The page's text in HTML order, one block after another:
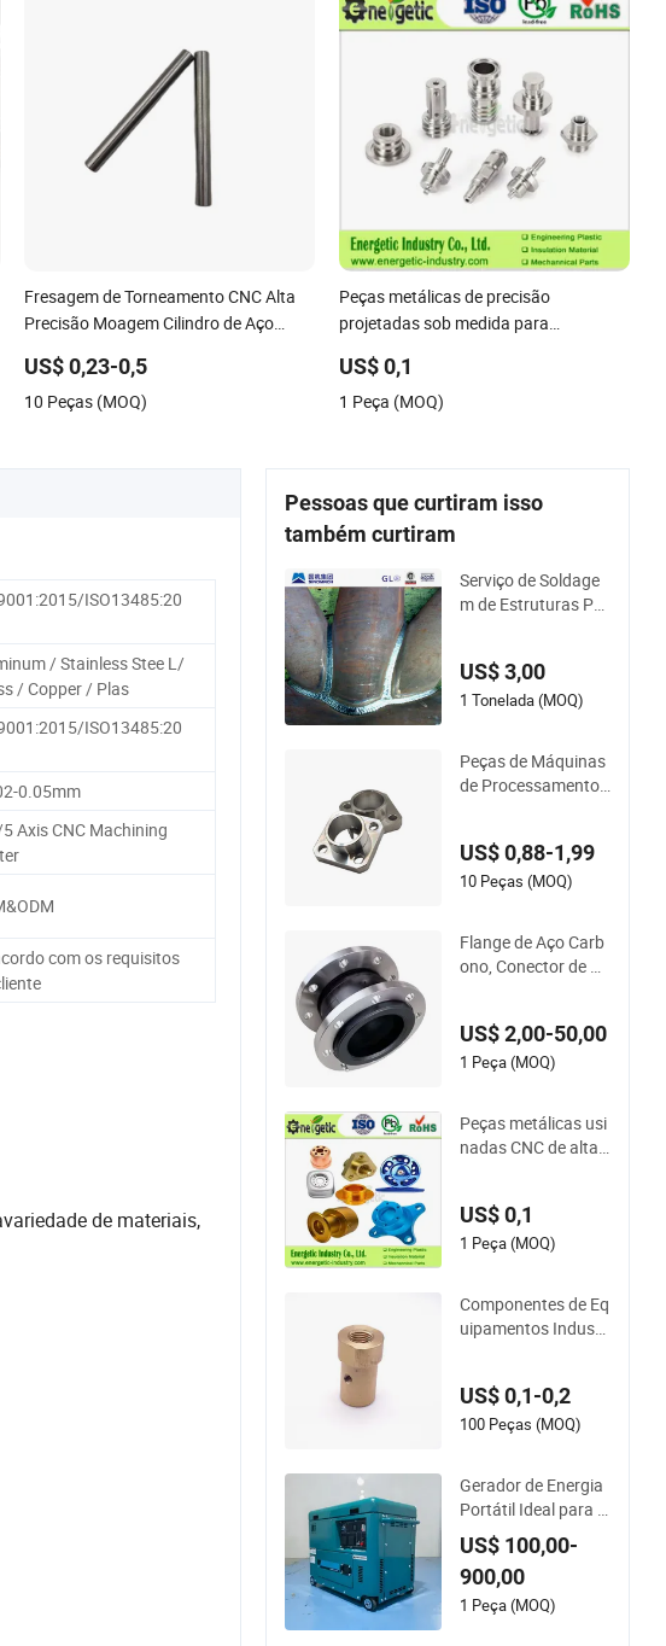
Fresagem de Torneamento CNC Alta
Precisão Moagem Cilindro de Aço
US$ 0,23-0,5
10 Peças (MOQ)
Peças metálicas de precisão
projetadas sob medida para
industriais certificadas pela ISO 9001
US$ 0,1
1 Peça (MOQ)
ISO13485:20
/ Stainless Stee L/
/ Copper / Plas
ISO13485:20
0.05mm
Axis CNC Machining
com os requisitos
de materiais,
Pessoas que curtiram isso
também curtiram
Serviço de Soldage
m de Estruturas Per
mpetitivo, Fabricaç
ão
US$ 3,00
1 Tonelada (MOQ)
Peças de Máquinas
de Processamento
ço de Usinagem CN
C em Lotes Pequen
US$ 0,88-1,99
10 Peças (MOQ)
Flange de Aço Carb
ono, Conector de Bo
e Expansão de Borr
acha de Esfera Únic
US$ 2,00-50,00
1 Peça (MOQ)
Peças metálicas usi
nadas CNC de alta
s de mineração e ae
roespaciais de alta r
US$ 0,1
1 Peça (MOQ)
Componentes de Eq
uipamentos Industri
bo de Latão
US$ 0,1-0,2
100 Peças (MOQ)
Gerador de Energia
Portátil Ideal para V
iagens e Aventuras
US$ 100,00-
900,00
1 Peça (MOQ)